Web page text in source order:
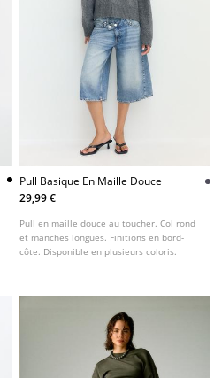
Pull Basique En Maille Douce
29,99 €
Pull en maille douce au toucher. Col rond
et manches longues. Finitions en bord-
côte. Disponible en plusieurs coloris.